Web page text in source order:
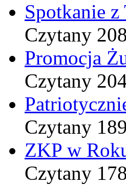
Spotkanie z
Czytany
Promocja
Czytany
Czytany
ZKP w
Czytany